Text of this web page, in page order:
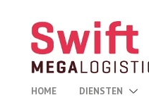
HOME DIENSTEN